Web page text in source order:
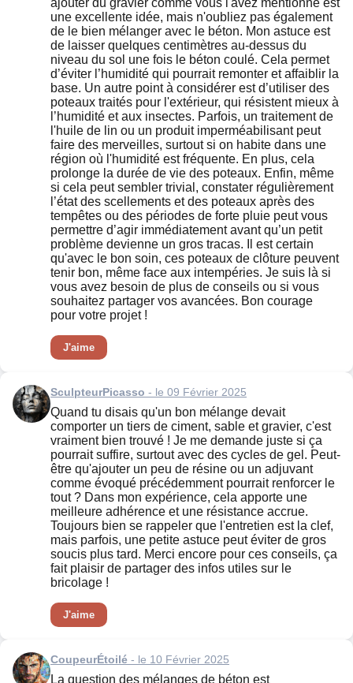
ajouter du gravier comme vous l'avez mentionné est
une excellente idée, mais n'oubliez pas également
de le bien mélanger avec le béton. Mon astuce est
de laisser quelques centimètres au-dessus du
niveau du sol une fois le béton coulé. Cela permet
d’éviter l’humidité qui pourrait remonter et affaiblir la
base. Un autre point à considérer est d’utiliser des
poteaux traités pour l'extérieur, qui résistent mieux à
l’humidité et aux insectes. Parfois, un traitement de
l'huile de lin ou un produit imperméabilisant peut
faire des merveilles, surtout si on habite dans une
région où l'humidité est fréquente. En plus, cela
prolonge la durée de vie des poteaux. Enfin, même
si cela peut sembler trivial, constater régulièrement
l’état des scellements et des poteaux après des
tempêtes ou des périodes de forte pluie peut vous
permettre d’agir immédiatement avant qu’un petit
problème devienne un gros tracas. Il est certain
qu'avec le bon soin, ces poteaux de clôture peuvent
tenir bon, même face aux intempéries. Je suis là si
vous avez besoin de plus de conseils ou si vous
souhaitez partager vos avancées. Bon courage
pour votre projet !
J'aime
SculpteurPicasso - le 09 Février 2025
Quand tu disais qu'un bon mélange devait
comporter un tiers de ciment, sable et gravier, c'est
vraiment bien trouvé ! Je me demande juste si ça
pourrait suffire, surtout avec des cycles de gel. Peut-
être qu'ajouter un peu de résine ou un adjuvant
comme évoqué précédemment pourrait renforcer le
tout ? Dans mon expérience, cela apporte une
meilleure adhérence et une résistance accrue.
Toujours bien se rappeler que l'entretien est la clef,
mais parfois, une petite astuce peut éviter de gros
soucis plus tard. Merci encore pour ces conseils, ça
fait plaisir de partager des infos utiles sur le
bricolage !
J'aime
CoupeurÉtoilé - le 10 Février 2025
La question des mélanges de béton est